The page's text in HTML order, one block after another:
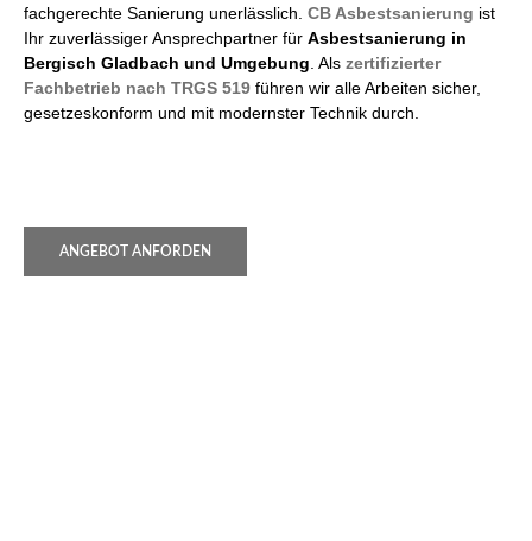
fachgerechte Sanierung unerlässlich. CB Asbestsanierung ist
Ihr zuverlässiger Ansprechpartner für Asbestsanierung in
Bergisch Gladbach und Umgebung . Als zertifizierter
Fachbetrieb nach TRGS 519 führen wir alle Arbeiten sicher,
gesetzeskonform und mit modernster Technik durch.
ANGEBOT ANFORDEN